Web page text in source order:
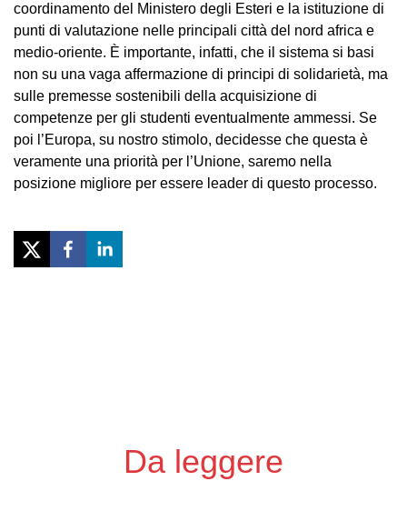
coordinamento del Ministero degli Esteri e la istituzione di
punti di valutazione nelle principali città del nord africa e
medio-oriente. È importante, infatti, che il sistema si basi
non su una vaga affermazione di principi di solidarietà, ma
sulle premesse sostenibili della acquisizione di
competenze per gli studenti eventualmente ammessi. Se
poi l’Europa, su nostro stimolo, decidesse che questa è
veramente una priorità per l’Unione, saremo nella
posizione migliore per essere leader di questo processo.
Da leggere